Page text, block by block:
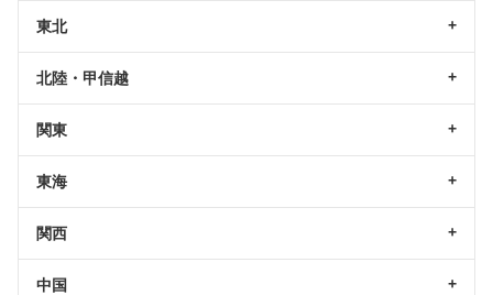
東北
北陸・甲信越
関東
東海
関西
中国